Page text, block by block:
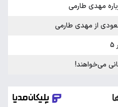
مهدی طارمی
از مهدی طارمی